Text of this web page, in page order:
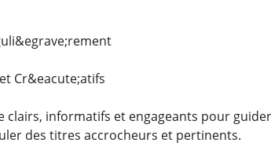
Cr&eacute;atifs
informatifs et engageants pour
des titres accrocheurs et pertinents.